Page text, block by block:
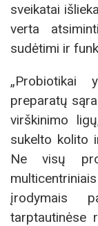
sveikatai
verta
sudėtimi ir
„Probiotikai
preparatų
virškinimo
sukelto kolito
Ne visų
įrodymais
tarptautinėse